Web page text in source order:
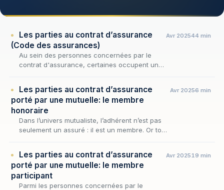
Les parties au contrat d’assurance
(Code des assurances)
Au sein des personnes concernées par le
contrat d'assurance, certaines occupent une
procède l…
Avr 202544 min
Les parties au contrat d’assurance
porté par une mutuelle: le membre
honoraire
Dans l’univers mutualiste, l’adhérent n’est pas
seulement un assuré : il est un membre. Or tous
cel…
Avr 20256 min
Les parties au contrat d’assurance
porté par une mutuelle: le membre
participant
Parmi les personnes concernées par le
Avr 202519 min